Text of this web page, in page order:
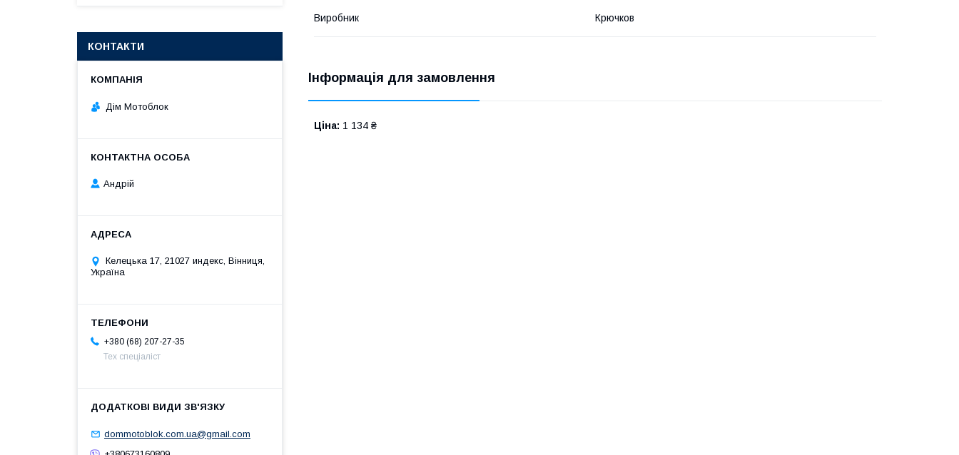
Виробник Крючков
Інформація для замовлення
Ціна: 1 134 ₴
КОНТАКТИ
Дім Мотоблок
Андрій
Келецька 17, 21027 индекс, Вінниця,
Україна
+380 (68) 207-27-35
Тех спеціаліст
dommotoblok.com.ua@gmail.com